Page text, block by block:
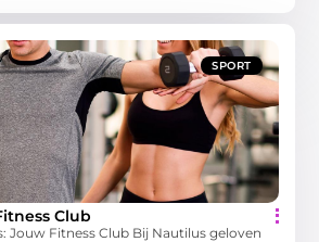
SPORT
Club
Jouw Fitness Club Bij Nautilus geloven